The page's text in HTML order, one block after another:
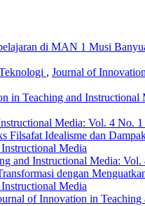
di MAN 1 Musi
, Journal of
in Teaching and
Media: Vol. 4 No.
Idealisme dan
Media
and Instructional Media:
dengan
Media
of Innovation in